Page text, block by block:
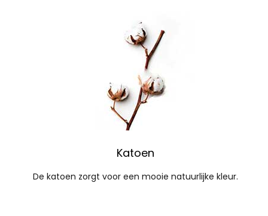
Katoen
De katoen zorgt voor een mooie natuurlijke kleur.